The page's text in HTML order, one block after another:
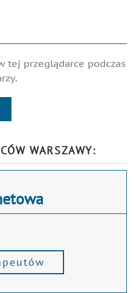
tej przeglądarce podczas
WARSZAWY: